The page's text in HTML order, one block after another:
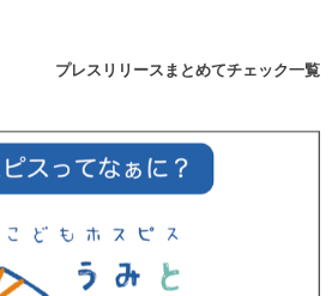
プレスリリースまとめてチェック一覧